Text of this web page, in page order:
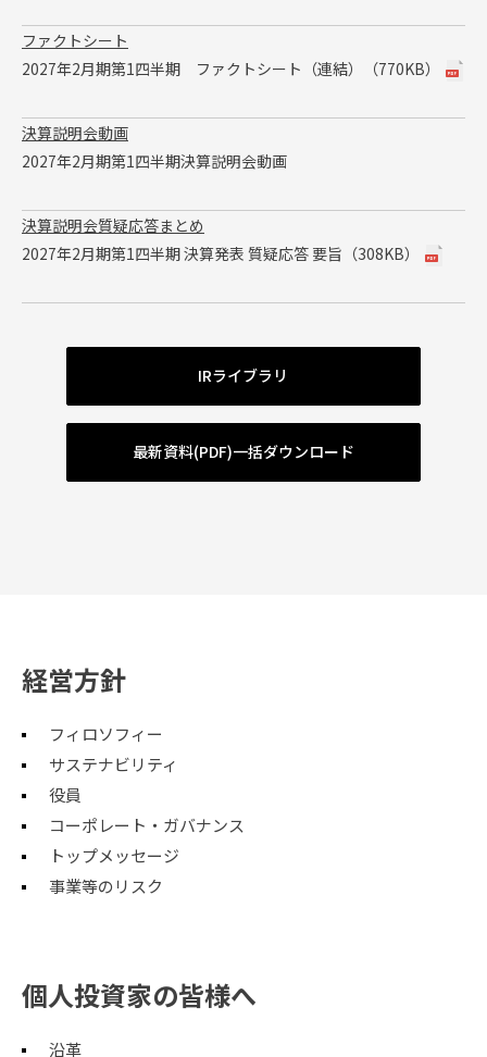
ファクトシート
2027年2月期第1四半期 ファクトシート（連結）（770KB）
決算説明会動画
2027年2月期第1四半期決算説明会動画
決算説明会質疑応答まとめ
2027年2月期第1四半期 決算発表 質疑応答 要旨（308KB）
IRライブラリ
最新資料(PDF)一括ダウンロード
経営方針
フィロソフィー
サステナビリティ
役員
コーポレート・ガバナンス
トップメッセージ
事業等のリスク
個人投資家の皆様へ
沿革